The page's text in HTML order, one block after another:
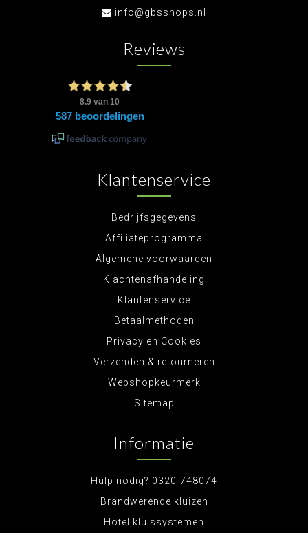
info@gbsshops.nl
Reviews
Klantenservice
Bedrijfsgegevens
Affiliateprogramma
Algemene voorwaarden
Klachtenafhandeling
Klantenservice
Betaalmethoden
Privacy en Cookies
Verzenden & retourneren
Webshopkeurmerk
Sitemap
Informatie
Hulp nodig? 0320-748074
Brandwerende kluizen
Hotel kluissystemen